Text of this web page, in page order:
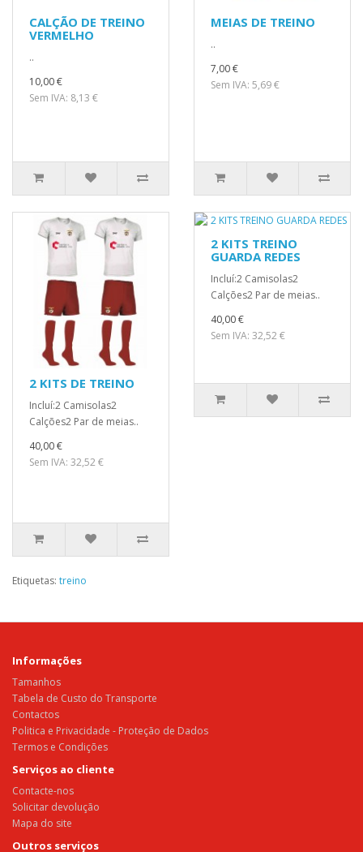
CALÇÃO DE TREINO
VERMELHO
..
10,00 €
Sem IVA: 8,13 €
MEIAS DE TREINO
..
7,00 €
Sem IVA: 5,69 €
2 KITS DE TREINO
Incluí:2 Camisolas2
Calções2 Par de meias..
40,00 €
Sem IVA: 32,52 €
2 KITS TREINO
GUARDA REDES
Incluí:2 Camisolas2
Calções2 Par de meias..
40,00 €
Sem IVA: 32,52 €
Etiquetas: treino
Informações
Tamanhos
Tabela de Custo do Transporte
Contactos
Politica e Privacidade - Proteção de Dados
Termos e Condições
Serviços ao cliente
Contacte-nos
Solicitar devolução
Mapa do site
Outros serviços